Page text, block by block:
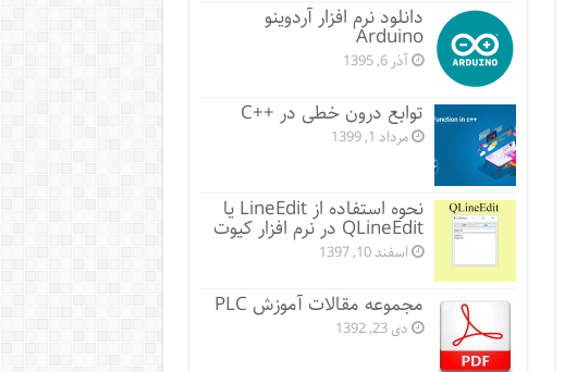
دانلود نرم افزار آردوینو
Arduino
آذر 6, 1395
توابع درون خطی در ++C
مرداد 1, 1399
نحوه استفاده از LineEdit یا
QLineEdit در نرم افزار کیوت
اسفند 10, 1397
مجموعه مقالات آموزش PLC
دی 23, 1392